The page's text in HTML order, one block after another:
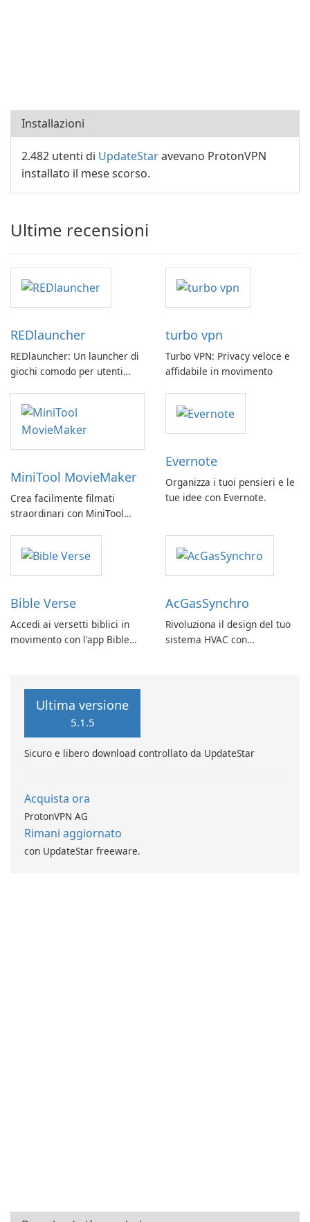
Installazioni
2.482 utenti di UpdateStaravevano ProtonVPN
installato il mese scorso.
Ultime recensioni
REDlauncher
REDlauncher: Un launcher di
giochi comodo per utenti
turbo vpn
Turbo VPN: Privacy veloce e
affidabile in movimento
MiniTool MovieMaker
Crea facilmente filmati
straordinari con MiniTool
Evernote
Organizza i tuoi pensieri e le
tue idee con Evernote.
Bible Verse
Accedi ai versetti biblici in
movimento con l'app Bible
AcGasSynchro
Rivoluziona il design del tuo
sistema HVAC con
Ultima versione
5.1.5
Sicuro e libero download controllato da UpdateStar
Acquista ora
ProtonVPN AG
Rimani aggiornato
con UpdateStar freeware.